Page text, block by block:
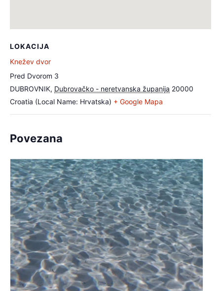
LOKACIJA
Knežev dvor
Pred Dvorom 3
DUBROVNIK, Dubrovačko - neretvanska županija 20000
Croatia (Local Name: Hrvatska) + Google Mapa
Povezana